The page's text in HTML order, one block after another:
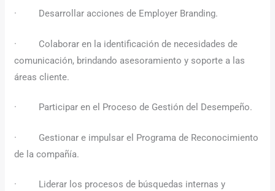
· Desarrollar acciones de Employer Branding.
· Colaborar en la identificación de necesidades de
comunicación, brindando asesoramiento y soporte a las
áreas cliente.
· Participar en el Proceso de Gestión del Desempeño.
· Gestionar e impulsar el Programa de Reconocimiento
de la compañía.
· Liderar los procesos de búsquedas internas y